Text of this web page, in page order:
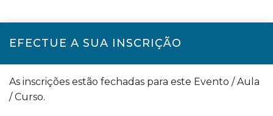
EFECTUE A SUA INSCRIÇÃO
As inscrições estão fechadas para este Evento / Aula
/ Curso.